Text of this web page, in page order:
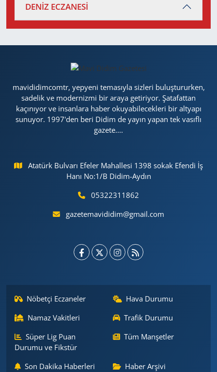
DENİZ ECZANESİ
mavididimcomtr, yepyeni temasıyla sizleri buluştururken,
sadelik ve modernizmi bir araya getiriyor. Şatafattan
kaçınıyor ve insanlara haber okuyabilecekleri bir altyapı
sunuyor. 1997'den beri Didim de yayın yapan tek vasıflı
gazete....
Atatürk Bulvarı Efeler Mahallesi 1398 sokak Efendi İş
Hanı No:1/B Didim-Aydın
05322311862
gazetemavididim@gmail.com
Nöbetçi Eczaneler
Hava Durumu
Namaz Vakitleri
Trafik Durumu
Süper Lig Puan
Durumu ve Fikstür
Tüm Manşetler
Son Dakika Haberleri Haber Arşivi